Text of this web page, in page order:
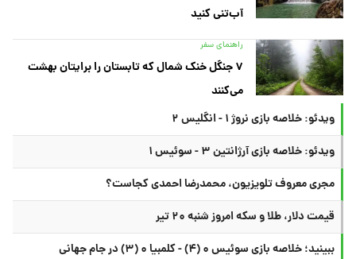
آب‌تنی کنید
راهنمای سفر
۷ جنگل خنک شمال که تابستان را برایتان بهشت
می‌کنند
ویدئو: خلاصه بازی نروژ ۱ - انگلیس ۲
ویدئو: خلاصه بازی آرژانتین ۳ - سوئیس ۱
مجری معروف تلویزیون، محمدرضا احمدی کجاست؟
قیمت دلار، طلا و سکه امروز شنبه ۲۰ تیر
ببینید؛ خلاصه بازی سوئیس ۰ (۴) - کلمبیا ۰ (۳) در جام جهانی